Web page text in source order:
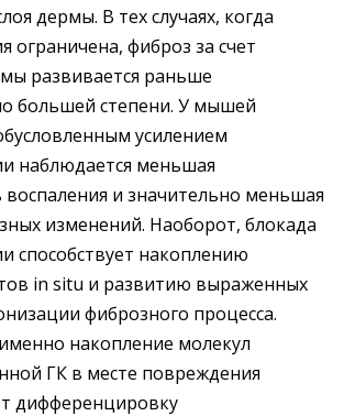
дермы. В тех случаях, когда
ограничена, фиброз за счет
развивается раньше
большей степени. У мышей
усилением
наблюдается меньшая
воспаления и значительно меньшая
изменений. Наоборот, блокада
способствует накоплению
in situ и развитию выраженных
фиброзного процесса.
накопление молекул
ГК в месте повреждения
дифференцировку